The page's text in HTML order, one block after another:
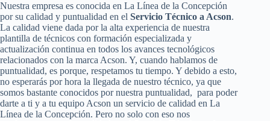
Nuestra empresa es conocida en La Línea de la Concepción
por su calidad y puntualidad en el Servicio Técnico a Acson.
La calidad viene dada por la alta experiencia de nuestra
plantilla de técnicos con formación especializada y
actualización continua en todos los avances tecnológicos
relacionados con la marca Acson. Y, cuando hablamos de
puntualidad, es porque, respetamos tu tiempo. Y debido a esto,
no esperarás por hora la llegada de nuestro técnico, ya que
somos bastante conocidos por nuestra puntualidad, para poder
darte a ti y a tu equipo Acson un servicio de calidad en La
Línea de la Concepción. Pero no solo con eso nos